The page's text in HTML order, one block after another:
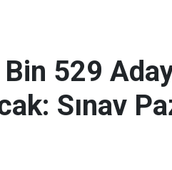
529
Sınav